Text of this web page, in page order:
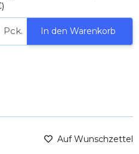
)
Pck. In den Warenkorb
Auf Wunschzettel